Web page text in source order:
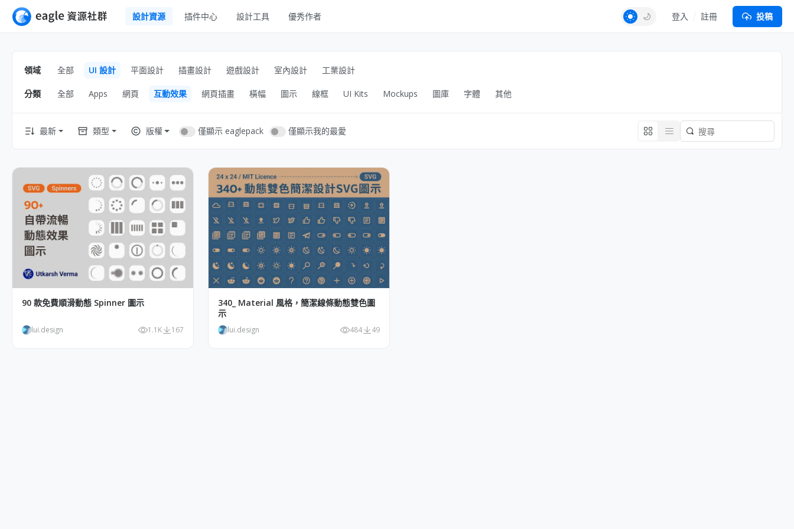
設計資源
平面設計
插畫設計
工業設計
Apps
網頁
網頁插畫
圖示
線框
Mockups
其他
插件中心 設計工具 優秀作者 登入 註冊 投稿
領域 全部 UI 設計 平面設計 插畫設計 遊戲設計 室內設計 工業設計
分類 全部 Apps 網頁 互動效果 網頁插畫 橫幅 圖示 線框 UI Kits Mockups 圖庫 字體 其他
最新 類型 版權 僅顯示 eaglepack 僅顯示我的最愛
90 款免費順滑動態 Spinner 圖示
lui.design 1.1K 167
340_ Material 風格，簡潔線條動態雙色圖
示
lui.design 484 49